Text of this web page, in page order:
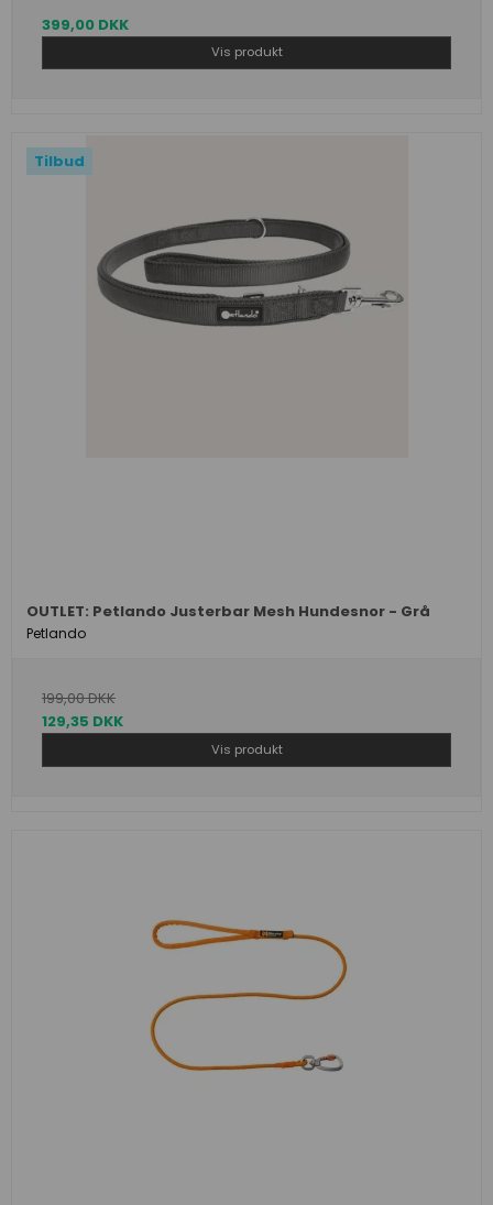
399,00 DKK
Vis produkt
Tilbud
OUTLET: Petlando Justerbar Mesh Hundesnor - Grå
Petlando
199,00 DKK
129,35 DKK
Vis produkt